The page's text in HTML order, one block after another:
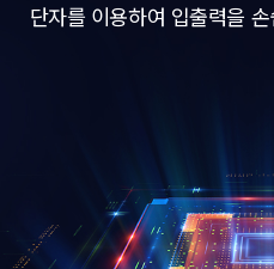
단자를 이용하여 입출력을